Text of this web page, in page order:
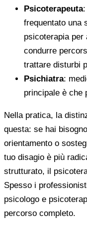
Psicoterapeuta:
frequentato una
psicoterapia per
condurre
trattare disturbi
Psichiatra:
principale è che
Nella pratica, la
questa: se hai
orientamento o
tuo disagio è più
strutturato, il
Spesso i
psicologo e
percorso completo.